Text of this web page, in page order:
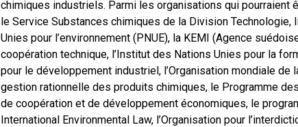
chimiques industriels. Parmi les organisations qui
le Service Substances chimiques de la Division
Unies pour l’environnement (PNUE), la KEMI (Agence
coopération technique, l’Institut des Nations Unies pour la
pour le développement industriel, l’Organisation mondiale
gestion rationnelle des produits chimiques, le Programme
de coopération et de développement économiques, le
International Environmental Law, l’Organisation pour